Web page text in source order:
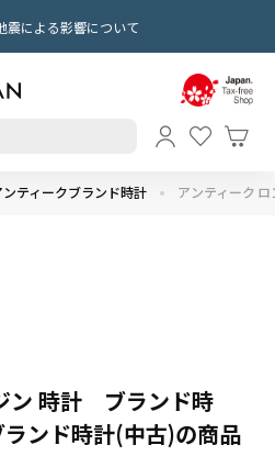
震による影響について
ンティークブランド時計 アンティーク
ン 時計 ブランド時
ンド時計(中古)の商品